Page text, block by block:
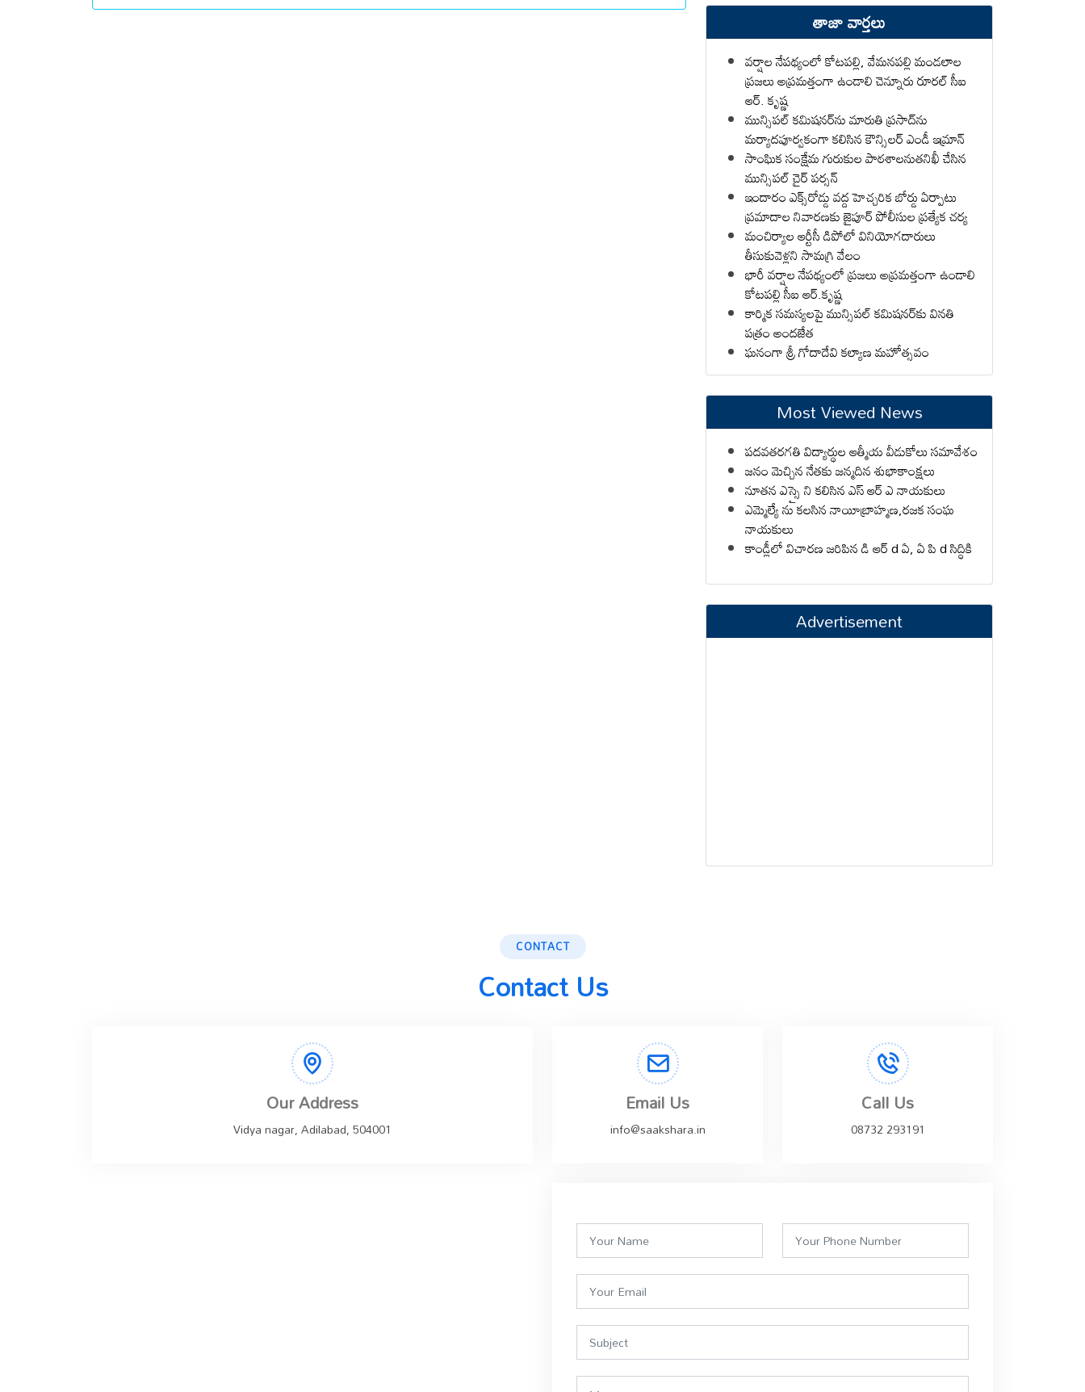
తాజా వార్తలు
వర్షాల నేపథ్యంలో కోటపల్లి, వేమనపల్లి మండలాల
ప్రజలు అప్రమత్తంగా ఉండాలి చెన్నూరు రూరల్ సీఐ
ఆర్. కృష్ణ
మున్సిపల్ కమిషనర్‌ను మారుతి ప్రసాద్‌ను
మర్యాదపూర్వకంగా కలిసిన కౌన్సిలర్ ఎండీ ఇమ్రాన్ ​
సాంఘిక సంక్షేమ గురుకుల పాఠశాలనుతనిఖీ చేసిన
మున్సిపల్ చైర్ పర్సన్
ఇందారం ఎక్స్‌రోడ్డు వద్ద హెచ్చరిక బోర్డు ఏర్పాటు
ప్రమాదాల నివారణకు జైపూర్ పోలీసుల ప్రత్యేక చర్య
మంచిర్యాల ఆర్టీసీ డిపోలో వినియోగదారులు
తీసుకువెళ్లని సామగ్రి వేలం
భారీ వర్షాల నేపథ్యంలో ప్రజలు అప్రమత్తంగా ఉండాలి
కోటపల్లి సీఐ ఆర్.కృష్ణ
కార్మిక సమస్యలపై మున్సిపల్ కమిషనర్‌కు వినతి
పత్రం అందజేత
ఘనంగా శ్రీ గోదాదేవి కల్యాణ మహోత్సవం
Most Viewed News
పదవతరగతి విద్యార్థుల ఆత్మీయ వీడుకోలు సమావేశం
జనం మెచ్చిన నేతకు జన్మదిన శుభాకాంక్షలు
నూతన ఎస్సై ని కలిసిన ఎస్ ఆర్ ఎ నాయకులు
ఎమ్మెల్యే ను కలసిన నాయీబ్రాహ్మణ,రజక సంఘ
నాయకులు
కాండ్లీలో విచారణ జరిపిన డి ఆర్ d ఏ, ఏ పి d సిద్ధికి
Advertisement
CONTACT
Contact Us
Our Address
Vidya nagar, Adilabad, 504001
Email Us
info@saakshara.in
Call Us
08732 293191